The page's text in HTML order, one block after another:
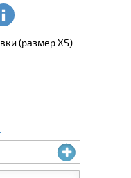
(размер XS)